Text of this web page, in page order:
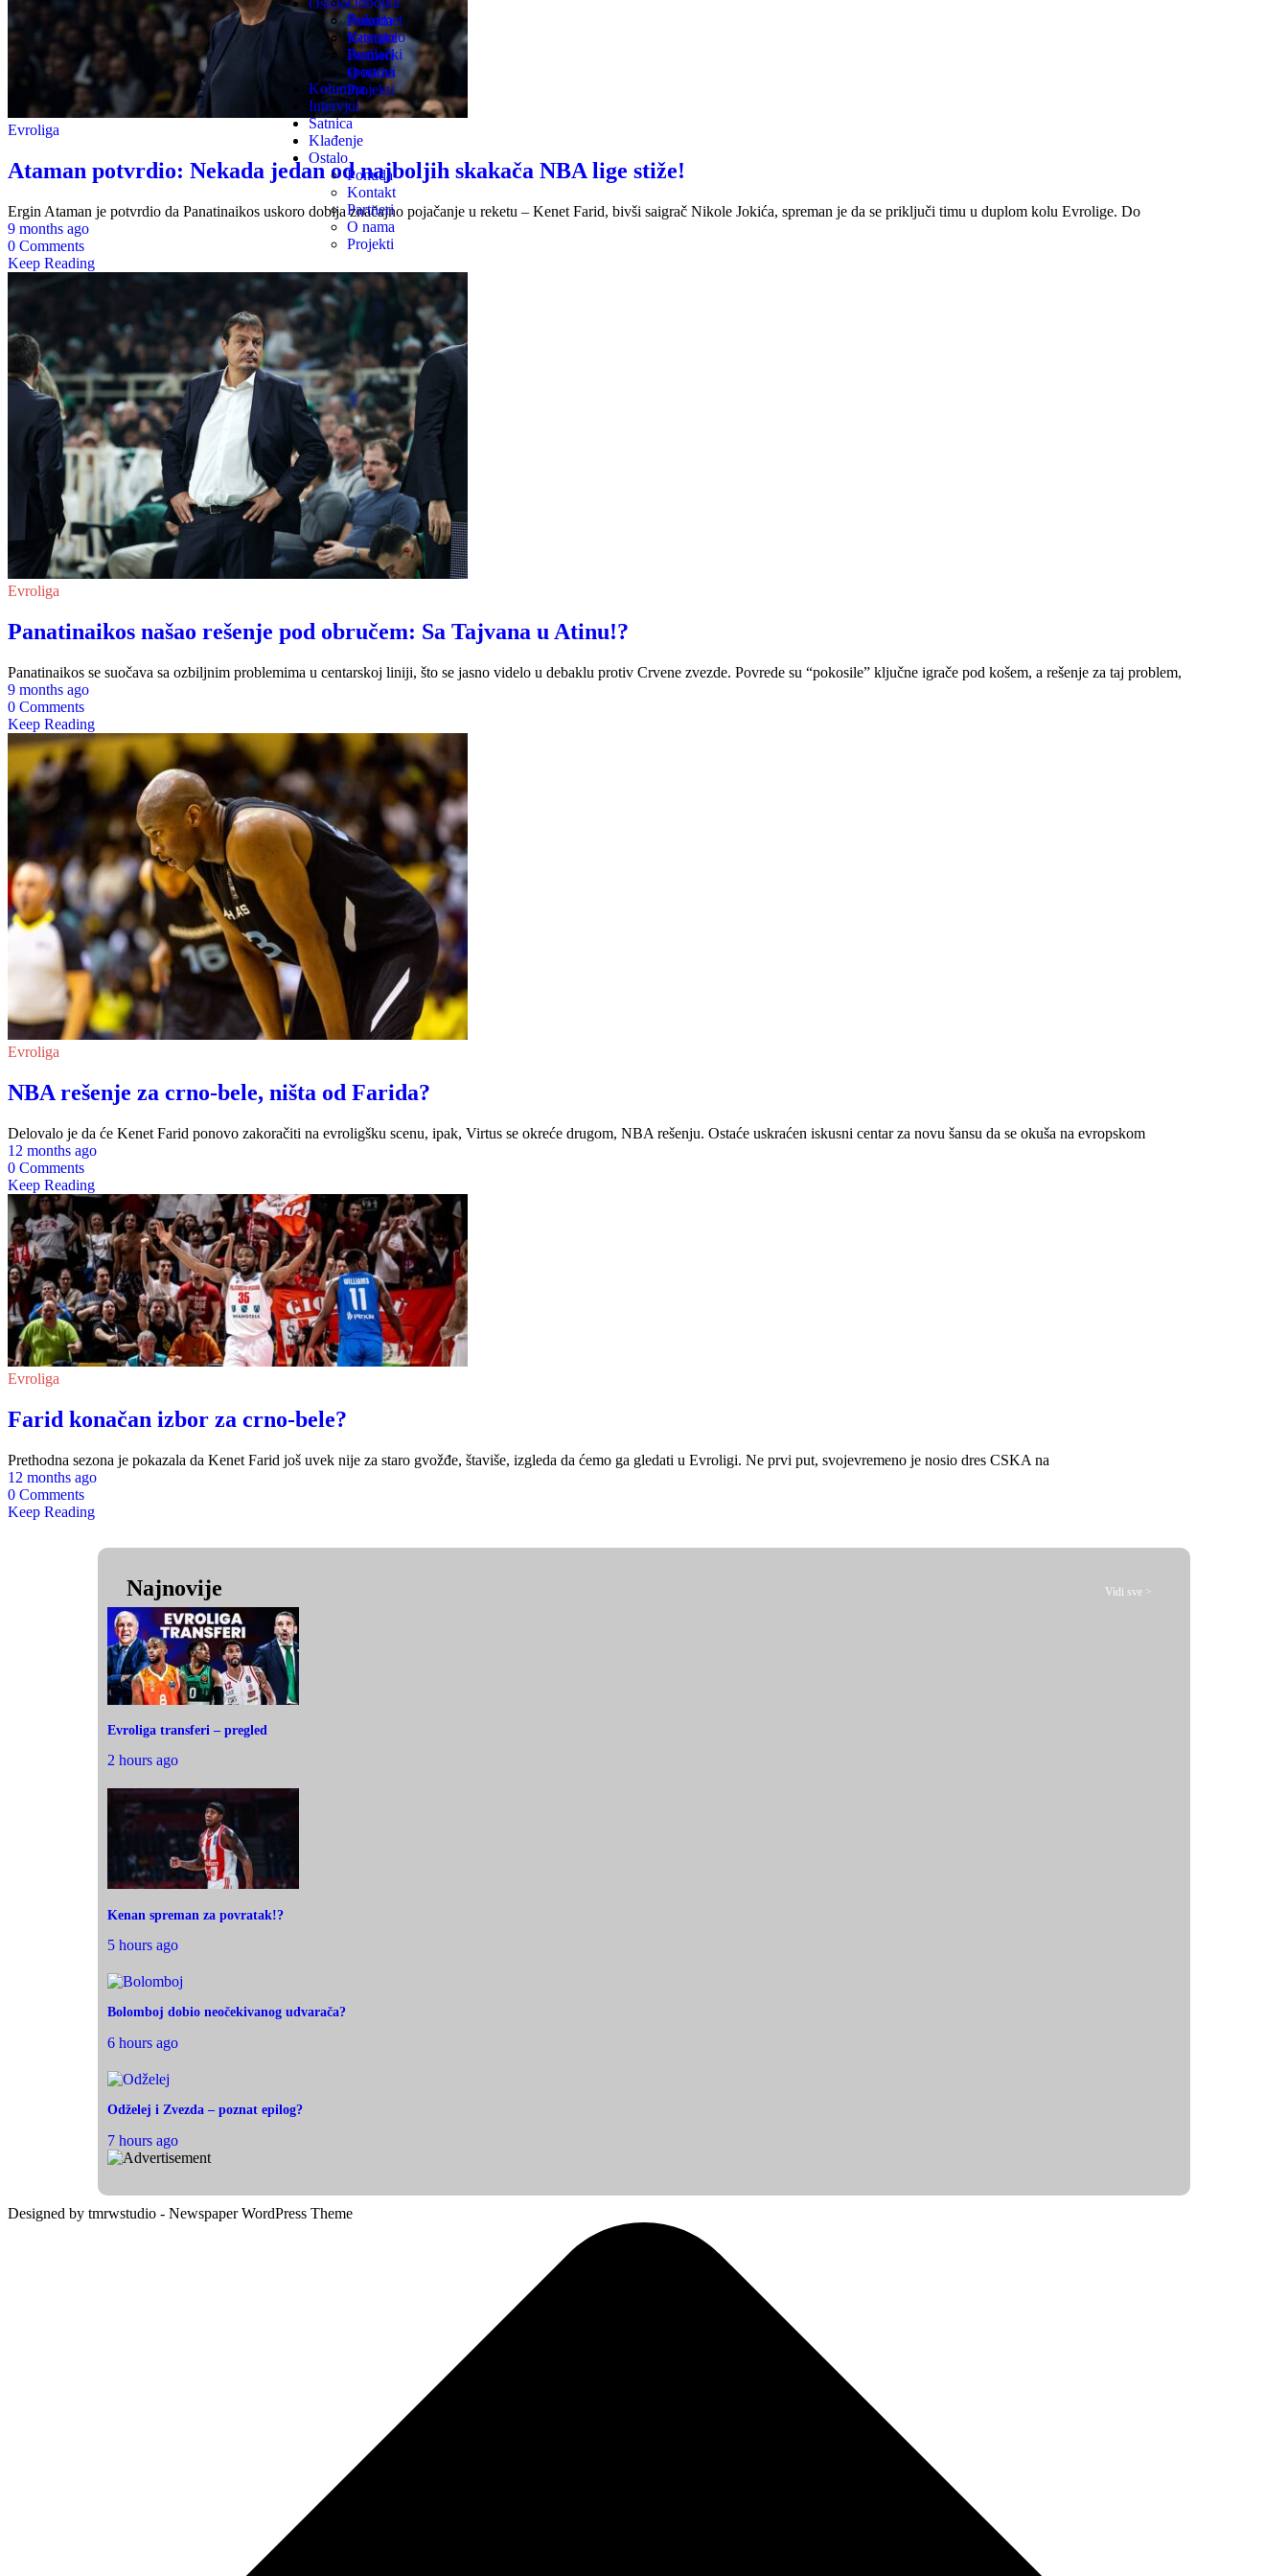
Ostalo
Ponuda
Kontakt
Partneri
O nama
Projekti
Rukomet
Vaterpolo
Borilački
sportovi
Kolumna
Intervjui
Satnica
Klađenje
Ostalo
Ponuda
Kontakt
Partneri
O nama
Projekti
Evroliga
Ataman potvrdio: Nekada jedan od najboljih skakača NBA lige stiže!
Ergin Ataman je potvrdio da Panatinaikos uskoro dobija značajno pojačanje u reketu – Kenet Farid, bivši saigrač Nikole Jokića, spreman je da se priključi timu u duplom kolu Evrolige. Do
9 months ago
0 Comments
Keep Reading
Evroliga
Panatinaikos našao rešenje pod obručem: Sa Tajvana u Atinu!?
Panatinaikos se suočava sa ozbiljnim problemima u centarskoj liniji, što se jasno videlo u debaklu protiv Crvene zvezde. Povrede su “pokosile” ključne igrače pod košem, a rešenje za taj problem,
9 months ago
0 Comments
Keep Reading
Evroliga
NBA rešenje za crno-bele, ništa od Farida?
Delovalo je da će Kenet Farid ponovo zakoračiti na evroligšku scenu, ipak, Virtus se okreće drugom, NBA rešenju. Ostaće uskraćen iskusni centar za novu šansu da se okuša na evropskom
12 months ago
0 Comments
Keep Reading
Evroliga
Farid konačan izbor za crno-bele?
Prethodna sezona je pokazala da Kenet Farid još uvek nije za staro gvožđe, štaviše, izgleda da ćemo ga gledati u Evroligi. Ne prvi put, svojevremeno je nosio dres CSKA na
12 months ago
0 Comments
Keep Reading
Najnovije Vidi sve >
Evroliga transferi – pregled
2 hours ago
Kenan spreman za povratak!?
5 hours ago
Bolomboj dobio neočekivanog udvarača?
6 hours ago
Odželej i Zvezda – poznat epilog?
7 hours ago
Designed by tmrwstudio - Newspaper WordPress Theme